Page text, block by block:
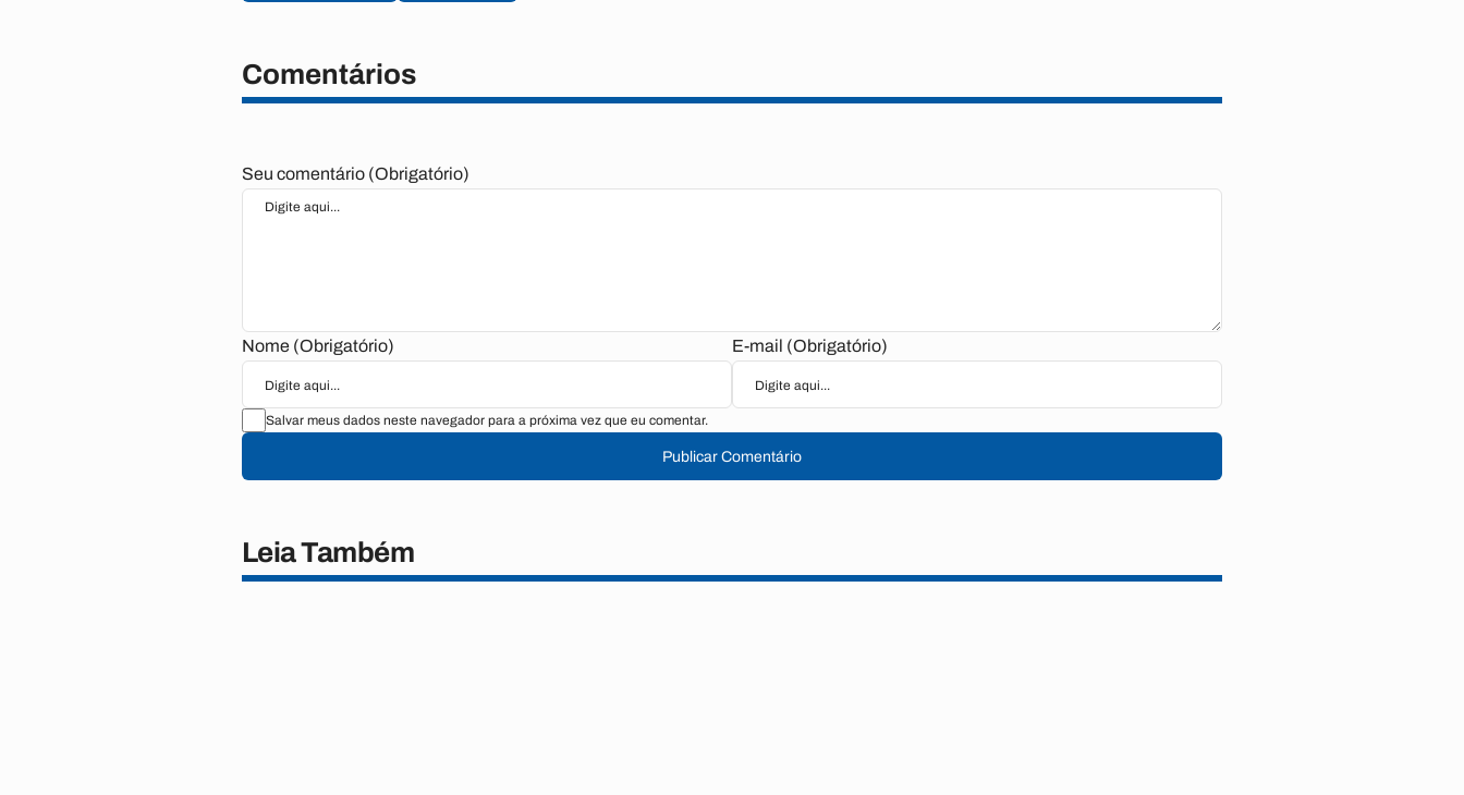
Comentários
Seu comentário (Obrigatório)
Nome (Obrigatório) E-mail (Obrigatório)
Salvar meus dados neste navegador para a próxima vez que eu comentar.
Publicar Comentário
Leia Também